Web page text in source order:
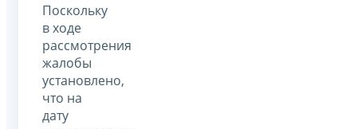
Поскольку
в ходе
рассмотрения
жалобы
установлено,
что на
дату